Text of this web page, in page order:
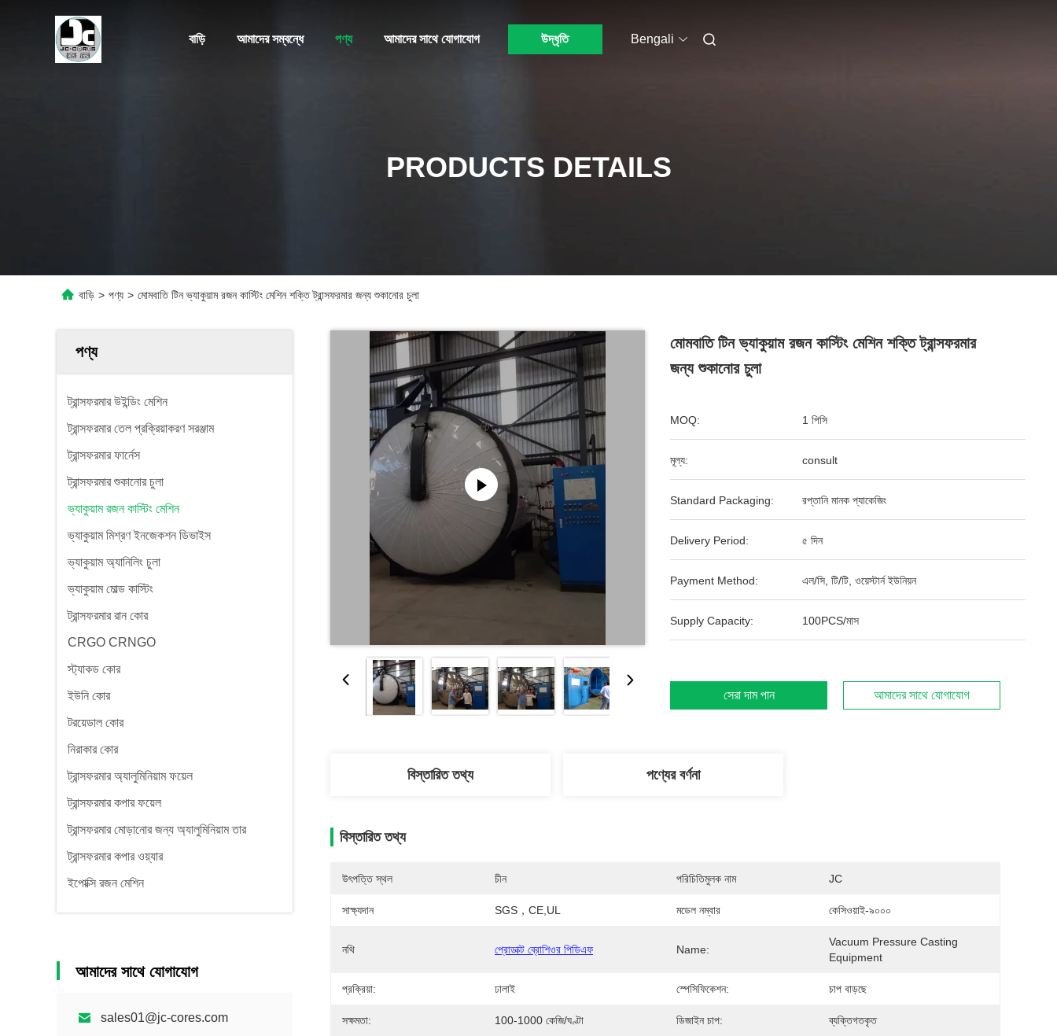
বাড়ি আমাদের সম্বন্ধে পণ্য আমাদের সাথে যোগাযোগ উদ্ধৃতি Bengali
PRODUCTS DETAILS
বাড়ি > পণ্য > মোমবাতি টিন ভ্যাকুয়াম রজন কাস্টিং মেশিন শক্তি ট্রান্সফরমার জন্য শুকানোর চুলা
পণ্য
ট্রান্সফরমার উইন্ডিং মেশিন
ট্রান্সফরমার তেল প্রক্রিয়াকরণ সরঞ্জাম
ট্রান্সফরমার ফার্নেস
ট্রান্সফরমার শুকানোর চুলা
ভ্যাকুয়াম রজন কাস্টিং মেশিন
ভ্যাকুয়াম মিশ্রণ ইনজেকশন ডিভাইস
ভ্যাকুয়াম অ্যানিলিং চুলা
ভ্যাকুয়াম মোল্ড কাস্টিং
ট্রান্সফরমার রান কোর
CRGO CRNGO
স্ট্যাকড কোর
ইউনি কোর
টরয়েডাল কোর
নিরাকার কোর
ট্রান্সফরমার অ্যালুমিনিয়াম ফয়েল
ট্রান্সফরমার কপার ফয়েল
ট্রান্সফরমার মোড়ানোর জন্য অ্যালুমিনিয়াম তার
ট্রান্সফরমার কপার ওয়্যার
ইপোক্সি রজন মেশিন
আমাদের সাথে যোগাযোগ
sales01@jc-cores.com
মোমবাতি টিন ভ্যাকুয়াম রজন কাস্টিং মেশিন শক্তি ট্রান্সফরমার
জন্য শুকানোর চুলা
MOQ: 1 পিসি
মূল্য: consult
Standard Packaging: রপ্তানি মানক প্যাকেজিং
Delivery Period: ৫ দিন
Payment Method: এল/সি, টি/টি, ওয়েস্টার্ন ইউনিয়ন
Supply Capacity: 100PCS/মাস
সেরা দাম পান আমাদের সাথে যোগাযোগ
বিস্তারিত তথ্য পণ্যের বর্ণনা
বিস্তারিত তথ্য
উৎপত্তি স্থল চীন পরিচিতিমুলক নাম JC
সাক্ষ্যদান SGS，CE,UL মডেল নম্বার কেসিওয়াই-৯০০০
নথি প্রোডাক্ট ব্রোশিওর পিডিএফ Name:
Vacuum Pressure Casting
Equipment
প্রক্রিয়া: ঢালাই স্পেসিফিকেশন: চাপ বাড়ছে
সক্ষমতা: 100-1000 কেজি/ঘণ্টা ডিজাইন চাপ: ব্যক্তিগতকৃত